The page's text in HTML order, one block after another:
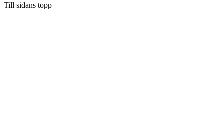
Till sidans topp